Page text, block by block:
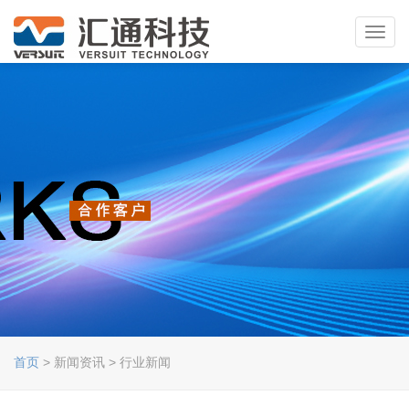
首页 > 新闻资讯 > 行业新闻